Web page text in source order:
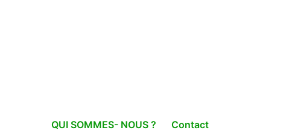
QUI SOMMES- NOUS ? Contact